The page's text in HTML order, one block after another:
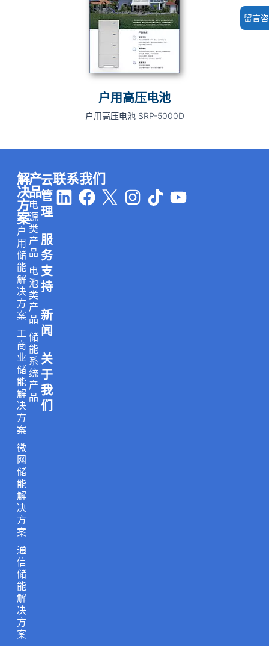
户用高压电池
户用高压电池 SRP-5000D
解
决
方
案
户
用
储
能
解
决
方
案
工
商
业
储
能
解
决
方
案
微
网
储
能
解
决
方
案
通
信
储
能
解
决
方
案
产
品
电
源
类
产
品
电
池
类
产
品
储
能
系
统
产
品
云
管
理
服
务
支
持
新
闻
关
于
我
们
联系我们
L
i
F
a
I
n
T
i
Y
留言